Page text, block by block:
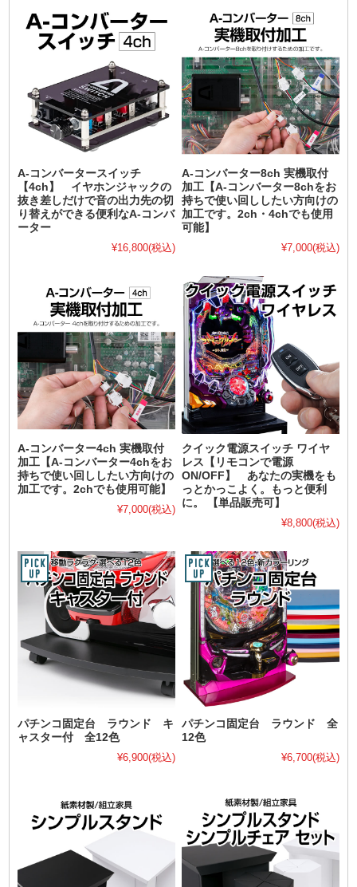
A-コンバータースイッチ
【4ch】 イヤホンジャックの
抜き差しだけで音の出力先の切
り替えができる便利なA-コンバ
ーター
¥16,800(税込)
A-コンバーター8ch 実機取付
加工【A-コンバーター8chをお
持ちで使い回ししたい方向けの
加工です。2ch・4chでも使用
可能】
¥7,000(税込)
A-コンバーター4ch 実機取付
加工【A-コンバーター4chをお
持ちで使い回ししたい方向けの
加工です。2chでも使用可能】
¥7,000(税込)
クイック電源スイッチ ワイヤ
レス【リモコンで電源
ON/OFF】 あなたの実機をも
っとかっこよく。もっと便利
に。 【単品販売可】
¥8,800(税込)
パチンコ固定台 ラウンド キ
ャスター付 全12色
¥6,900(税込)
パチンコ固定台 ラウンド 全
12色
¥6,700(税込)